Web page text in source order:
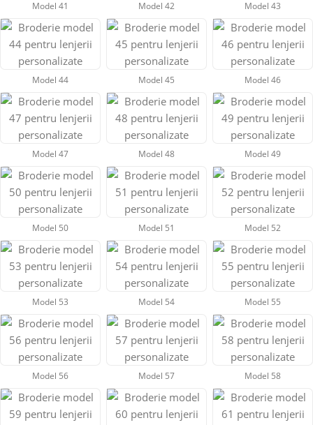
Model 41 Model 42 Model 43
Model 44 Model 45 Model 46
Model 47 Model 48 Model 49
Model 50 Model 51 Model 52
Model 53 Model 54 Model 55
Model 56 Model 57 Model 58